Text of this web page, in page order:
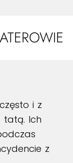
i z
tatą. Ich
z